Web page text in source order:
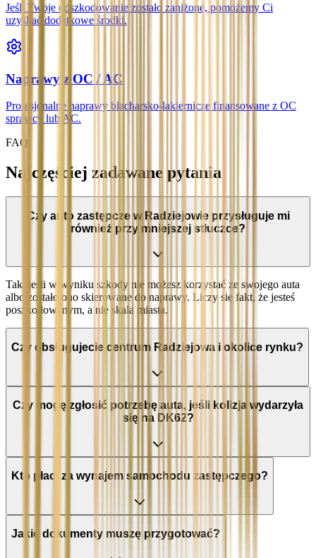
Jeśli Twoje odszkodowanie zostało zaniżone, pomożemy Ci
uzyskać dodatkowe środki.
Naprawy z OC / AC
Profesjonalne naprawy blacharsko-lakiernicze finansowane z OC
sprawcy lub AC.
FAQ
Najczęściej zadawane pytania
Czy auto zastępcze w Radziejowie przysługuje mi
również przy mniejszej stłuczce?
Tak, jeśli w wyniku szkody nie możesz korzystać ze swojego auta
albo zostało ono skierowane do naprawy. Liczy się fakt, że jesteś
poszkodowanym, a nie skala miasta.
Czy obsługujecie centrum Radziejowa i okolice rynku?
Czy mogę zgłosić potrzebę auta, jeśli kolizja wydarzyła
się na DK62?
Kto płaci za wynajem samochodu zastępczego?
Jakie dokumenty muszę przygotować?